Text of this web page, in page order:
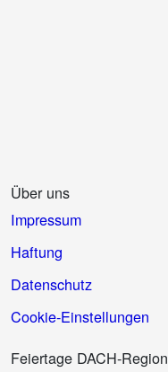
Über uns
Impressum
Haftung
Datenschutz
Cookie-Einstellungen
Feiertage DACH-Region